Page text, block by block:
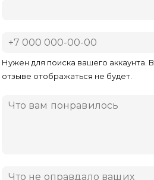
Нужен для поиска вашего аккаунта. В
отзыве отображаться не будет.